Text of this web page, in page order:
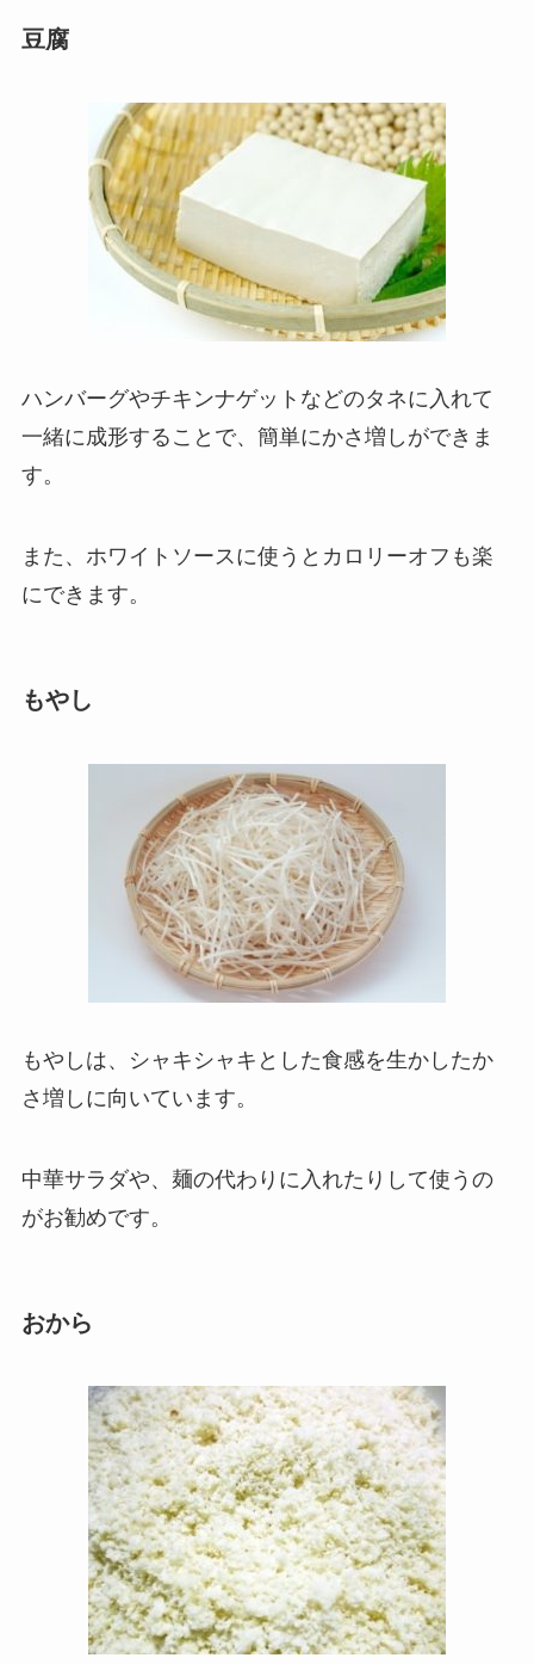
豆腐
ハンバーグやチキンナゲットなどのタネに入れて
一緒に成形することで、簡単にかさ増しができま
す。
また、ホワイトソースに使うとカロリーオフも楽
にできます。
もやし
もやしは、シャキシャキとした食感を生かしたか
さ増しに向いています。
中華サラダや、麺の代わりに入れたりして使うの
がお勧めです。
おから